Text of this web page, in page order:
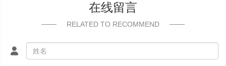
在线留言
RELATED TO RECOMMEND